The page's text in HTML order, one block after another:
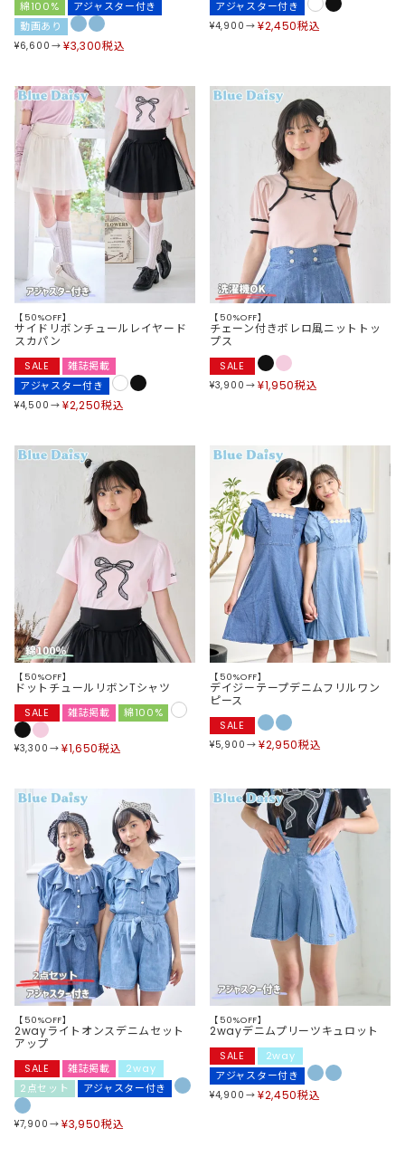
綿100%
アジャスター付き
動画あり
¥6,600 ¥3,300税込
アジャスター付き
¥4,900 ¥2,450税込
【50%OFF】
サイドリボンチュールレイヤード
スカパン
SALE
雑誌掲載
アジャスター付き
¥4,500 ¥2,250税込
【50%OFF】
チェーン付きボレロ風ニットトッ
プス
SALE
¥3,900 ¥1,950税込
【50%OFF】
ドットチュールリボンTシャツ
SALE 雑誌掲載 綿100%
¥3,300 ¥1,650税込
【50%OFF】
デイジーテープデニムフリルワン
ピース
SALE
¥5,900 ¥2,950税込
【50%OFF】
2wayライトオンスデニムセット
アップ
SALE 雑誌掲載
2way
2点セット
アジャスター付き
¥7,900 ¥3,950税込
【50%OFF】
2wayデニムプリーツキュロット
SALE
2way
アジャスター付き
¥4,900 ¥2,450税込